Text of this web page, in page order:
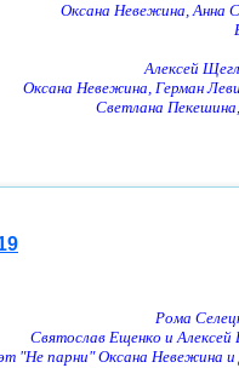
Оксана Невежина, Анна
Алексей
Оксана Невежина, Герман
Светлана
Рома
Святослав Ещенко и
"Не парни" Оксана Невежина и